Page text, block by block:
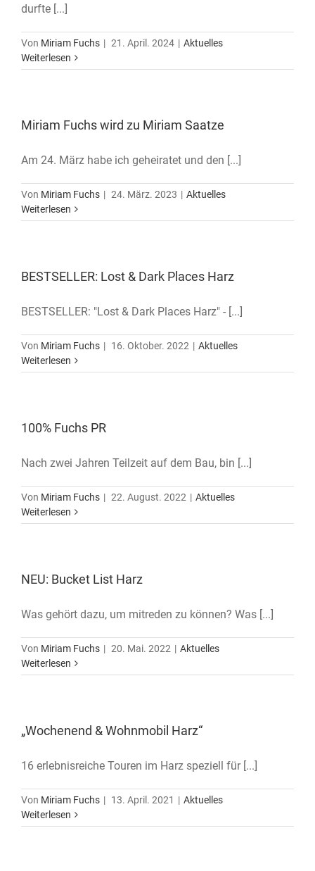
durfte [...]
Von Miriam Fuchs | 21. April. 2024 | Aktuelles
Weiterlesen
Miriam Fuchs wird zu Miriam Saatze
Am 24. März habe ich geheiratet und den [...]
Von Miriam Fuchs | 24. März. 2023 | Aktuelles
Weiterlesen
BESTSELLER: Lost & Dark Places Harz
BESTSELLER: "Lost & Dark Places Harz" - [...]
Von Miriam Fuchs | 16. Oktober. 2022 | Aktuelles
Weiterlesen
100% Fuchs PR
Nach zwei Jahren Teilzeit auf dem Bau, bin [...]
Von Miriam Fuchs | 22. August. 2022 | Aktuelles
Weiterlesen
NEU: Bucket List Harz
Was gehört dazu, um mitreden zu können? Was [...]
Von Miriam Fuchs | 20. Mai. 2022 | Aktuelles
Weiterlesen
„Wochenend & Wohnmobil Harz“
16 erlebnisreiche Touren im Harz speziell für [...]
Von Miriam Fuchs | 13. April. 2021 | Aktuelles
Weiterlesen